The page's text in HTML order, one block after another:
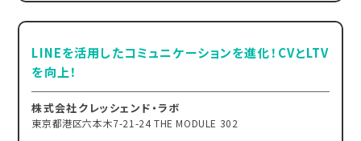
LINEを活用したコミュニケーションを進化！CVとLTV
を向上！
株式会社クレッシェンド・ラボ
東京都港区六本木7-21-24 THE MODULE 302